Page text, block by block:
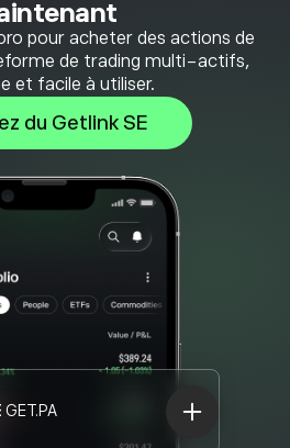
pour acheter des actions de
de trading multi-actifs,
et facile à utiliser.
du Getlink SE
GET.PA